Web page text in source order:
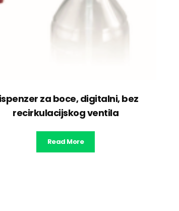
za boce, digitalni, bez
recirkulacijskog ventila
Read More